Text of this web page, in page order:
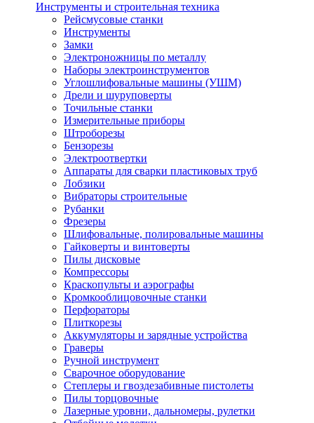
Инструменты и строительная техника
Рейсмусовые станки
Инструменты
Замки
Электроножницы по металлу
Наборы электроинструментов
Углошлифовальные машины (УШМ)
Дрели и шуруповерты
Точильные станки
Измерительные приборы
Штроборезы
Бензорезы
Электроотвертки
Аппараты для сварки пластиковых труб
Лобзики
Вибраторы строительные
Рубанки
Фрезеры
Шлифовальные, полировальные машины
Гайковерты и винтоверты
Пилы дисковые
Компрессоры
Краскопульты и аэрографы
Кромкооблицовочные станки
Перфораторы
Плиткорезы
Аккумуляторы и зарядные устройства
Граверы
Ручной инструмент
Сварочное оборудование
Степлеры и гвоздезабивные пистолеты
Пилы торцовочные
Лазерные уровни, дальномеры, рулетки